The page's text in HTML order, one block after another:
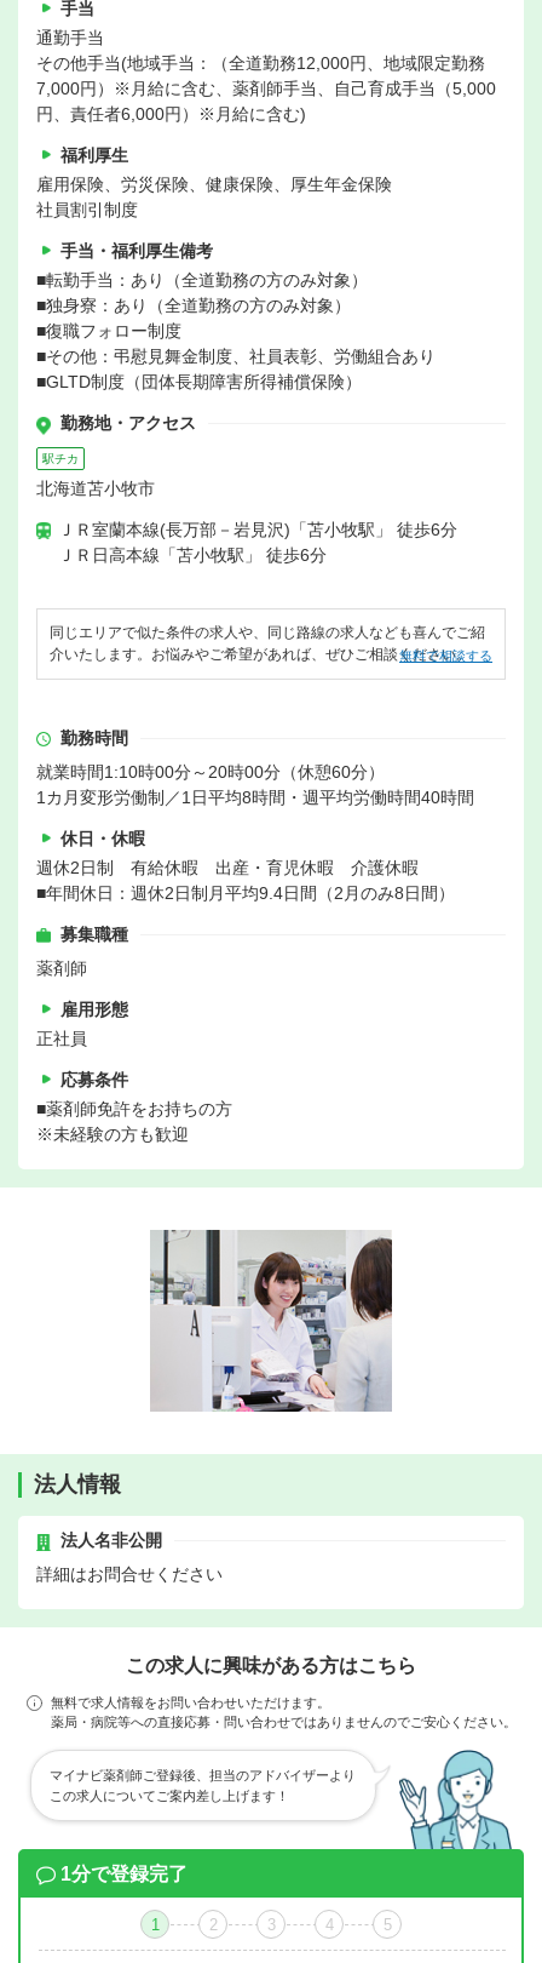
手当
通勤手当
その他手当(地域手当：（全道勤務12,000円、地域限定勤務
7,000円）※月給に含む、薬剤師手当、自己育成手当（5,000
円、責任者6,000円）※月給に含む)
福利厚生
雇用保険、労災保険、健康保険、厚生年金保険
社員割引制度
手当・福利厚生備考
■転勤手当：あり（全道勤務の方のみ対象）
■独身寮：あり（全道勤務の方のみ対象）
■復職フォロー制度
■その他：弔慰見舞金制度、社員表彰、労働組合あり
■GLTD制度（団体長期障害所得補償保険）
勤務地・アクセス
駅チカ
北海道苫小牧市
ＪＲ室蘭本線(長万部－岩見沢)「苫小牧駅」 徒歩6分
ＪＲ日高本線「苫小牧駅」 徒歩6分
同じエリアで似た条件の求人や、同じ路線の求人なども喜んでご紹
介いたします。お悩みやご希望があれば、ぜひご相談ください。
無料で相談する
勤務時間
就業時間1:10時00分～20時00分（休憩60分）
1カ月変形労働制／1日平均8時間・週平均労働時間40時間
休日・休暇
週休2日制 有給休暇 出産・育児休暇 介護休暇
■年間休日：週休2日制月平均9.4日間（2月のみ8日間）
募集職種
薬剤師
雇用形態
正社員
応募条件
■薬剤師免許をお持ちの方
※未経験の方も歓迎
法人情報
法人名非公開
詳細はお問合せください
この求人に興味がある方はこちら
無料で求人情報をお問い合わせいただけます。
薬局・病院等への直接応募・問い合わせではありませんのでご安心ください。
マイナビ薬剤師ご登録後、担当のアドバイザーより
この求人についてご案内差し上げます！
1分で登録完了
1 2 3 4 5